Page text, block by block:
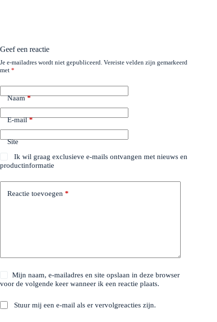
Geef een reactie
Je e-mailadres wordt niet gepubliceerd. Vereiste velden zijn gemarkeerd
met *
Naam*
E-mail*
Site
Ik wil graag exclusieve e-mails ontvangen met nieuws en
productinformatie
Reactie toevoegen *
Mijn naam, e-mailadres en site opslaan in deze browser
voor de volgende keer wanneer ik een reactie plaats.
Stuur mij een e-mail als er vervolgreacties zijn.